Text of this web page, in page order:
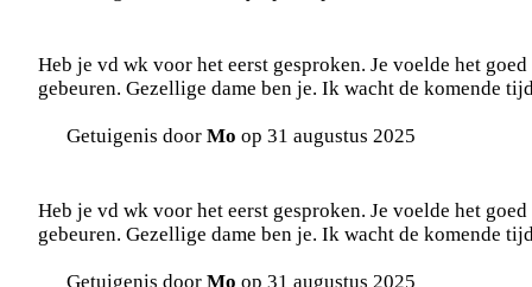
Heb je vd wk voor het eerst gesproken. Je voelde het
gebeuren. Gezellige dame ben je. Ik wacht de komende
Getuigenis door Mo op 31 augustus 2025
Heb je vd wk voor het eerst gesproken. Je voelde het
gebeuren. Gezellige dame ben je. Ik wacht de komende
Getuigenis door Mo op 31 augustus 2025